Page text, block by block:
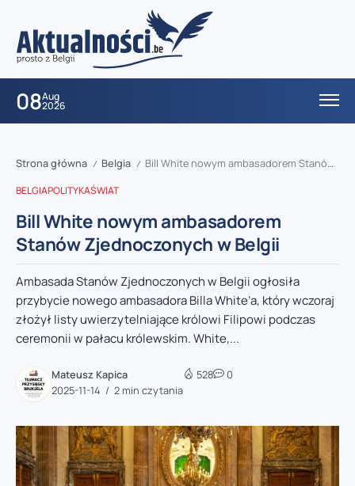
08Aug
2026
Strona główna / Belgia / Bill White nowym ambasadorem Stanów Zjednoczonych w Belgii
BELGIAPOLITYKAŚWIAT
Bill White nowym ambasadorem
Stanów Zjednoczonych w Belgii
Ambasada Stanów Zjednoczonych w Belgii ogłosiła
przybycie nowego ambasadora Billa White’a, który wczoraj
złożył listy uwierzytelniające królowi Filipowi podczas
ceremonii w pałacu królewskim. White,...
Mateusz Kapica
2025-11-14
2 min czytania
528 0